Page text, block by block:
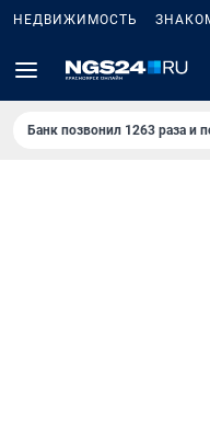
НЕДВИЖИМОСТЬ
Банк позвонил 1263 раза и